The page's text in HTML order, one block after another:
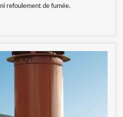
refoulement de fumée.